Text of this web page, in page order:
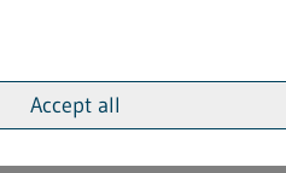
Accept all